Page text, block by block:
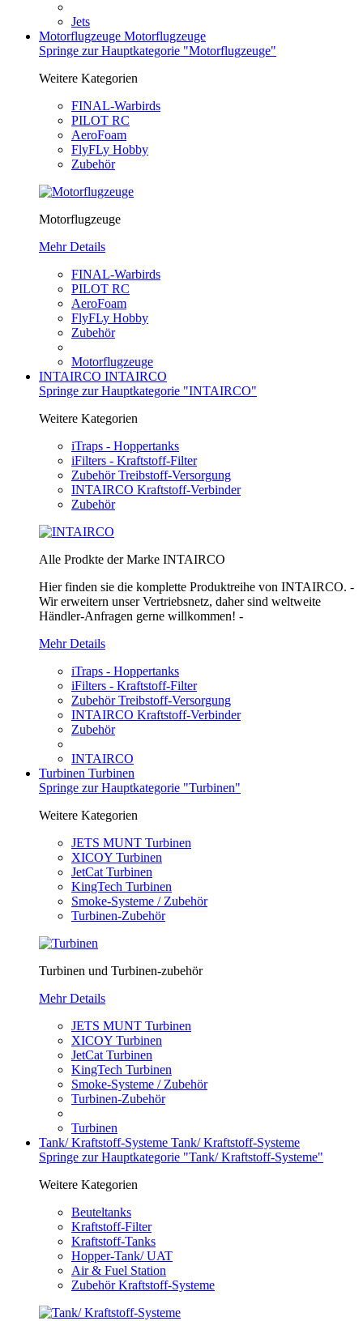
Jets
Motorflugzeuge Motorflugzeuge
Springe zur Hauptkategorie "Motorflugzeuge"
Weitere Kategorien
FINAL-Warbirds
PILOT RC
AeroFoam
FlyFLy Hobby
Zubehör
Motorflugzeuge
Mehr Details
FINAL-Warbirds
PILOT RC
AeroFoam
FlyFLy Hobby
Zubehör
Motorflugzeuge
INTAIRCO INTAIRCO
Springe zur Hauptkategorie "INTAIRCO"
Weitere Kategorien
iTraps - Hoppertanks
iFilters - Kraftstoff-Filter
Zubehör Treibstoff-Versorgung
INTAIRCO Kraftstoff-Verbinder
Zubehör
Alle Prodkte der Marke INTAIRCO
Hier finden sie die komplette Produktreihe von INTAIRCO. -
Wir erweitern unser Vertriebsnetz, daher sind weltweite
Händler-Anfragen gerne willkommen! -
Mehr Details
iTraps - Hoppertanks
iFilters - Kraftstoff-Filter
Zubehör Treibstoff-Versorgung
INTAIRCO Kraftstoff-Verbinder
Zubehör
INTAIRCO
Turbinen Turbinen
Springe zur Hauptkategorie "Turbinen"
Weitere Kategorien
JETS MUNT Turbinen
XICOY Turbinen
JetCat Turbinen
KingTech Turbinen
Smoke-Systeme / Zubehör
Turbinen-Zubehör
Turbinen und Turbinen-zubehör
Mehr Details
JETS MUNT Turbinen
XICOY Turbinen
JetCat Turbinen
KingTech Turbinen
Smoke-Systeme / Zubehör
Turbinen-Zubehör
Turbinen
Tank/ Kraftstoff-Systeme Tank/ Kraftstoff-Systeme
Springe zur Hauptkategorie "Tank/ Kraftstoff-Systeme"
Weitere Kategorien
Beuteltanks
Kraftstoff-Filter
Kraftstoff-Tanks
Hopper-Tank/ UAT
Air & Fuel Station
Zubehör Kraftstoff-Systeme